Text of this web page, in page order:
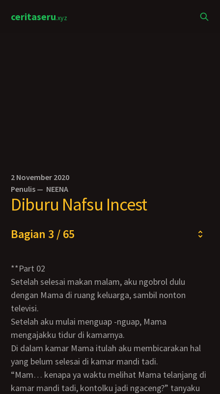
ceritaseru.xyz
2 November 2020
Penulis — NEENA
Diburu Nafsu Incest
Bagian 3 / 65
**Part 02
Setelah selesai makan malam, aku ngobrol dulu
dengan Mama di ruang keluarga, sambil nonton
televisi.
Setelah aku mulai menguap -nguap, Mama
mengajakku tidur di kamarnya.
Di dalam kamar Mama itulah aku membicarakan hal
yang belum selesai di kamar mandi tadi.
“Mam… kenapa ya waktu melihat Mama telanjang di
kamar mandi tadi, kontolku jadi ngaceng?” tanyaku